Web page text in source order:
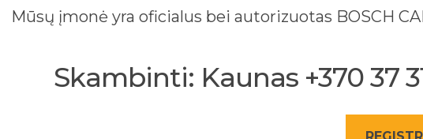
Mūsų įmonė yra oficialus bei autorizuotas BOSCH
Skambinti: Kaunas +370 37